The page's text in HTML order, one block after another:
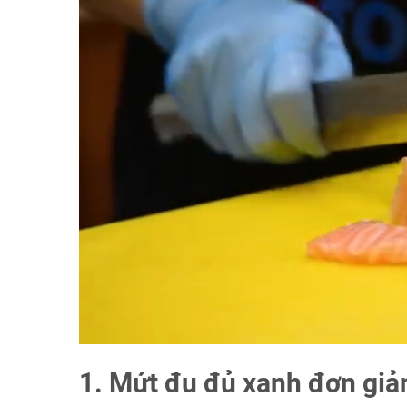
1. Mứt đu đủ xanh đơn